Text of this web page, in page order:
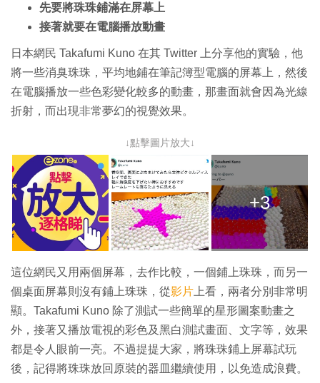
先要將珠珠鋪滿在屏幕上
接著就要在電腦播放動畫
日本網民 Takafumi Kuno 在其 Twitter 上分享他的實驗，他
將一些消臭珠珠，平均地鋪在筆記簿型電腦的屏幕上，然後
在電腦播放一些色彩變化較多的動畫，那畫面就會因為光線
折射，而出現非常夢幻的視覺效果。
↓點擊圖片放大↓
+3
這位網民又用兩個屏幕，去作比較，一個鋪上珠珠，而另一
個桌面屏幕則沒有鋪上珠珠，從影片 上看，兩者分別非常明
顯。Takafumi Kuno 除了測試一些簡單的星形圖案動畫之
外，接著又播放電視的彩色及黑白測試畫面、文字等，效果
都是令人眼前一亮。不過提提大家，將珠珠鋪上屏幕試玩
後，記得將珠珠放回原裝的器皿繼續使用，以免造成浪費。